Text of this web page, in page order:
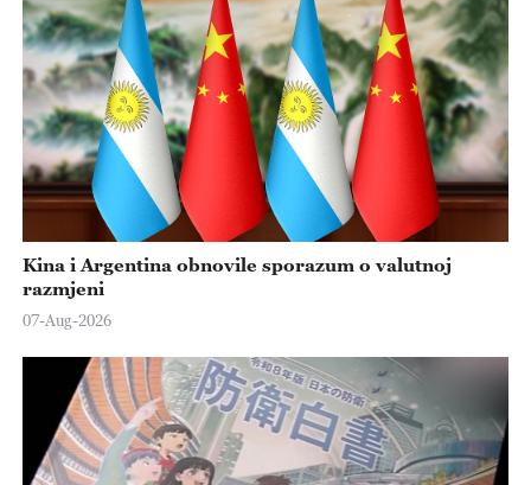
Kina i Argentina obnovile sporazum o valutnoj
razmjeni
07-Aug-2026